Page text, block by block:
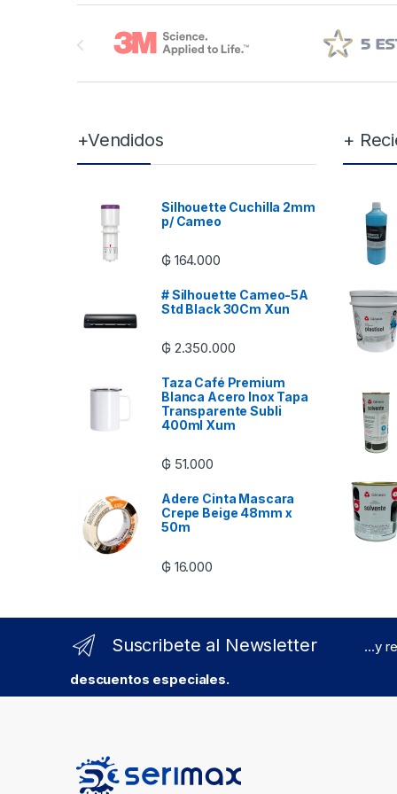
+Vendidos
Silhouette Cuchilla 2mm
p/ Cameo
₲ 164.000
# Silhouette Cameo-5A
Std Black 30Cm Xun
₲ 2.350.000
Taza Café Premium
Blanca Acero Inox Tapa
Transparente Subli
400ml Xum
₲ 51.000
Adere Cinta Mascara
Crepe Beige 48mm x
50m
₲ 16.000
+
Suscribete al Newsletter
...y
descuentos especiales.